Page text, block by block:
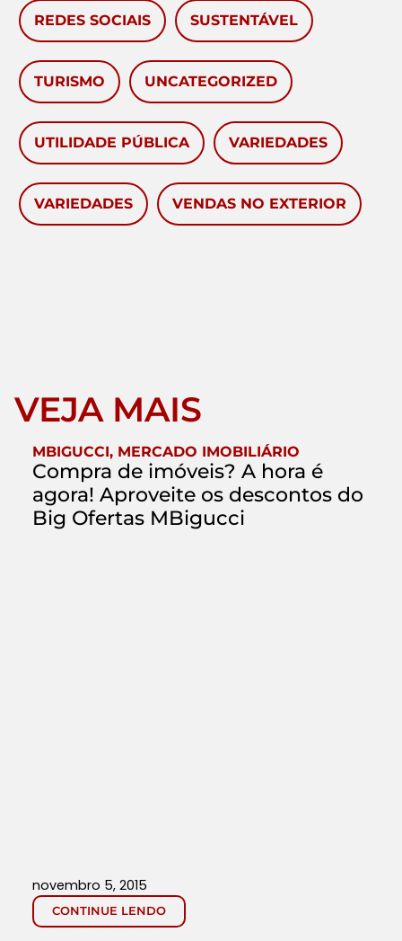
REDES SOCIAIS SUSTENTÁVEL
TURISMO UNCATEGORIZED
UTILIDADE PÚBLICA VARIEDADES
VARIEDADES VENDAS NO EXTERIOR
VEJA MAIS
MBIGUCCI, MERCADO IMOBILIÁRIO
Compra de imóveis? A hora é
agora! Aproveite os descontos do
Big Ofertas MBigucci
CONTINUE LENDO
novembro 5, 2015